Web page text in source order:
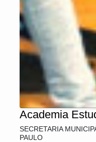
Academia
SECRETARIA
PAULO